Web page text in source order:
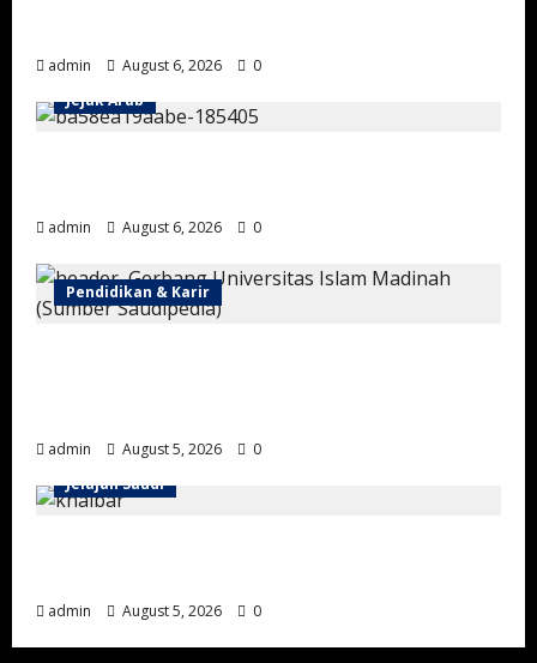
admin August 6, 2026
0
Jejak Arab
admin August 6, 2026 0
Pendidikan & Karir
admin August 5, 2026
0
Jelajah Saudi
admin August 5, 2026 0